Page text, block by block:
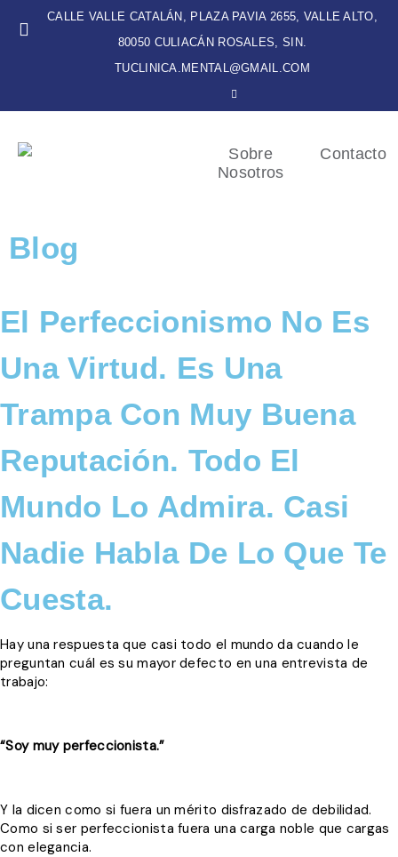
CALLE VALLE CATALÁN, PLAZA PAVIA 2655, VALLE ALTO,
80050 CULIACÁN ROSALES, SIN.
TUCLINICA.MENTAL@GMAIL.COM
Sobre
Nosotros
Contacto
Blog
El Perfeccionismo No Es
Una Virtud. Es Una
Trampa Con Muy Buena
Reputación. Todo El
Mundo Lo Admira. Casi
Nadie Habla De Lo Que Te
Cuesta.
Hay una respuesta que casi todo el mundo da cuando le
preguntan cuál es su mayor defecto en una entrevista de
trabajo:
“Soy muy perfeccionista.”
Y la dicen como si fuera un mérito disfrazado de debilidad.
Como si ser perfeccionista fuera una carga noble que cargas
con elegancia.